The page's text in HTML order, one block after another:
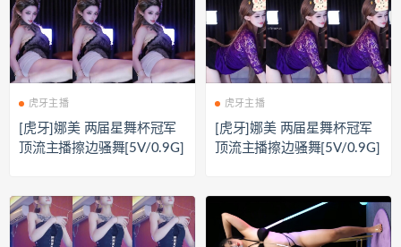
虎牙主播
[虎牙]娜美 两届星舞杯冠军
顶流主播擦边骚舞[5V/0.9G]
虎牙主播
[虎牙]娜美 两届星舞杯冠军
顶流主播擦边骚舞[5V/0.9G]